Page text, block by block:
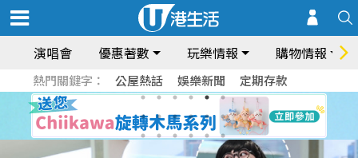
演唱會 優惠著數 玩樂情報 購物情報
熱門關鍵字： 公屋熱話 娛樂新聞 定期存款